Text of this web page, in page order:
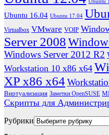
Ubuntu
Ubuntu 16.04 Ubuntu 17.04
Virtualbox VMware VOIP
Server 2008
Windows Server 2012 R2
Workstation 10 x86 x64
XP x86 x64
Виртуализация Заметки OpenSUSE
Скрипты для
Рубрики